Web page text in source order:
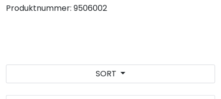
Produktnummer: 9506002
SORT
Referanser